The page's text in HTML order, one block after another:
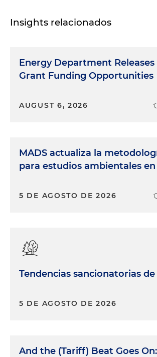
Insights relacionados
Energy Department
Grant Funding Opportunities
AUGUST 6, 2026
MADS actualiza la
para estudios ambientales
5 DE AGOSTO DE 2026
Tendencias sancionatorias de
5 DE AGOSTO DE 2026
And the (Tariff) Beat Goes